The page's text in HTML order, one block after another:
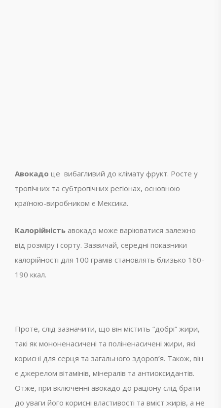
Авокадо це вибагливий до клімату фрукт. Росте у
тропічних та субтропічних регіонах, основною
країною-виробником є Мексика.
Калорійність авокадо може варіюватися залежно
від розміру і сорту. Зазвичай, середні показники
калорійності для 100 грамів становлять близько 160-
190 ккал.
Проте, слід зазначити, що він містить “добрі” жири,
такі як мононенасичені та поліненасичені жири, які
корисні для серця та загального здоров’я. Також, він
є джерелом вітамінів, мінералів та антиоксидантів.
Отже, при включенні авокадо до раціону слід брати
до уваги його корисні властивості та вміст жирів, а не